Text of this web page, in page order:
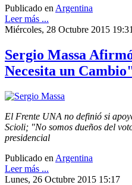
Publicado en Argentina
Leer más ...
Miércoles, 28 Octubre 2015 19:31
Sergio Massa
Necesita un
El Frente UNA no definió si
Scioli; "No somos dueños del
presidencial
Publicado en Argentina
Leer más ...
Lunes, 26 Octubre 2015 15:17